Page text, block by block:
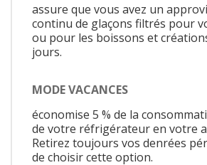
assure que vous avez un
continu de glaçons filtrés pour
ou pour les boissons et
jours.
MODE VACANCES
économise 5 % de la
de votre réfrigérateur en votre
Retirez toujours vos denrées
de choisir cette option.